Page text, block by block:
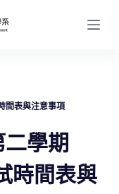
間表與注意事項
學期
時間表與